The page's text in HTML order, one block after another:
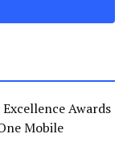
Awards
Mobile